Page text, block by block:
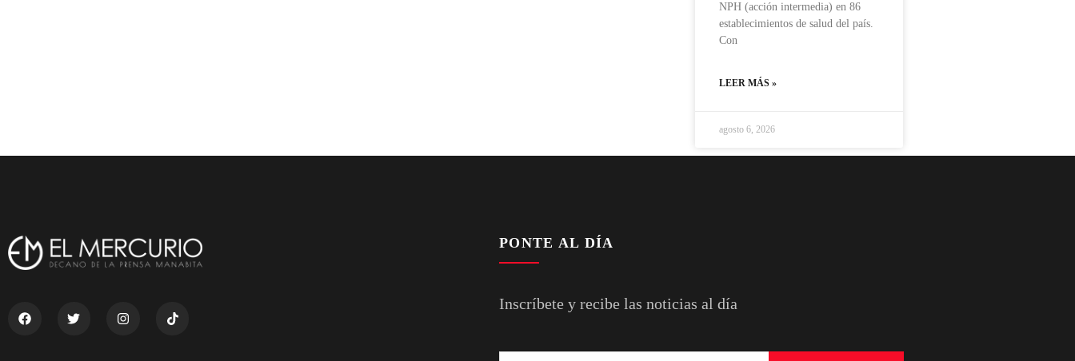
NPH (acción intermedia) en 86
establecimientos de salud del país.
Con
LEER MÁS »
agosto 6, 2026
PONTE AL DÍA
Inscríbete y recibe las noticias al día